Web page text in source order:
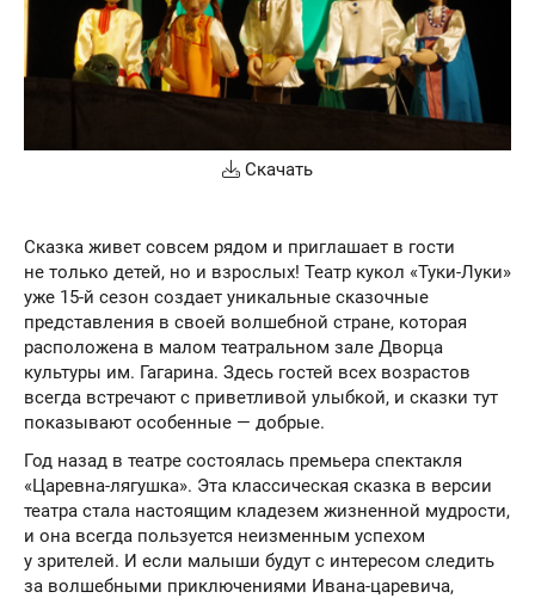
Скачать
Сказка живет совсем рядом и приглашает в гости
не только детей, но и взрослых! Театр кукол «Туки-Луки»
уже 15-й сезон создает уникальные сказочные
представления в своей волшебной стране, которая
расположена в малом театральном зале Дворца
культуры им. Гагарина. Здесь гостей всех возрастов
всегда встречают с приветливой улыбкой, и сказки тут
показывают особенные — добрые.
Год назад в театре состоялась премьера спектакля
«Царевна-лягушка». Эта классическая сказка в версии
театра стала настоящим кладезем жизненной мудрости,
и она всегда пользуется неизменным успехом
у зрителей. И если малыши будут с интересом следить
за волшебными приключениями Ивана-царевича,